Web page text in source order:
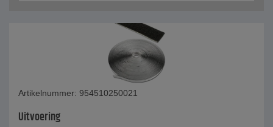
Artikelnummer: 954510250021
Uitvoering